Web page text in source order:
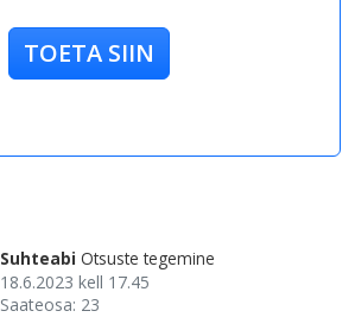
TOETA SIIN
Suhteabi Otsuste tegemine
18.6.2023 kell 17.45
Saateosa: 23